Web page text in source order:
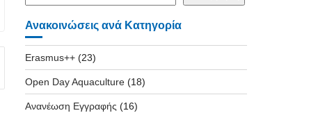
Ανακοινώσεις ανά Κατηγορία
Erasmus++(23)
Open Day Aquaculture(18)
Ανανέωση Εγγραφής (16)